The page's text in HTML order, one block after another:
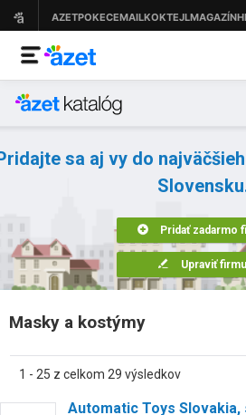
sa aj vy do
Pridať zadarmo
Upraviť firmu
Masky a kostýmy
1 - 25 z celkom 29 výsledkov
Automatic Toys Slovakia,